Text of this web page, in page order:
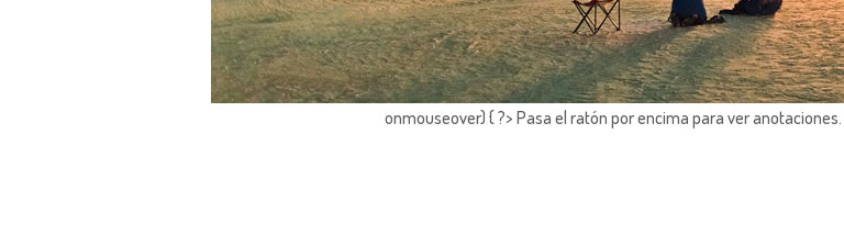
onmouseover) { ?> Pasa el ratón por encima para ver anotaciones.